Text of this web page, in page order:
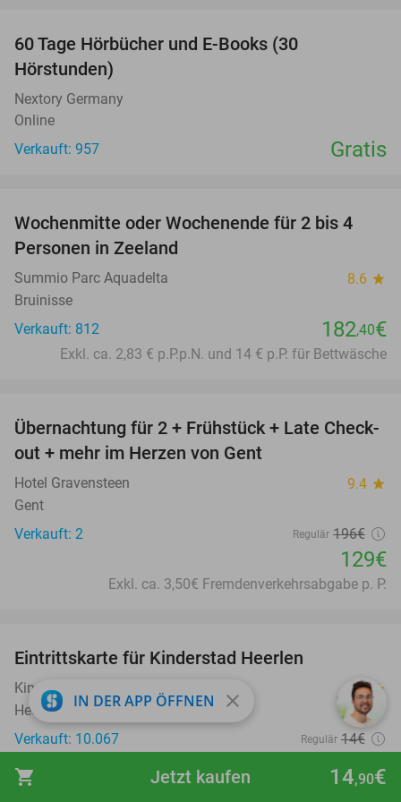
shopping_cart 14,90€
Jetzt kaufen
60 Tage Hörbücher und E-Books (30
Hörstunden)
Nextory Germany
Online
Verkauft: 957
Gratis
Wochenmitte oder Wochenende für 2 bis 4
Personen in Zeeland
Summio Parc Aquadelta 8.6 star
Bruinisse
Verkauft: 812
182,40€
Exkl. ca. 2,83 € p.P.p.N. und 14 € p.P. für Bettwäsche
34%
Übernachtung für 2 + Frühstück + Late Check-
out + mehr im Herzen von Gent
Hotel Gravensteen 9.4 star
Gent
Verkauft: 2
Regulär 196€
129€
Exkl. ca. 3,50€ Fremdenverkehrsabgabe p. P.
Eintrittskarte für Kinderstad Heerlen
Kinderstad Heerlen 8.9star
Heerlen (12 km)
Verkauft: 10.067
Regulär 14€
9 €
favorite_border
IN DER APP ÖFFNEN close